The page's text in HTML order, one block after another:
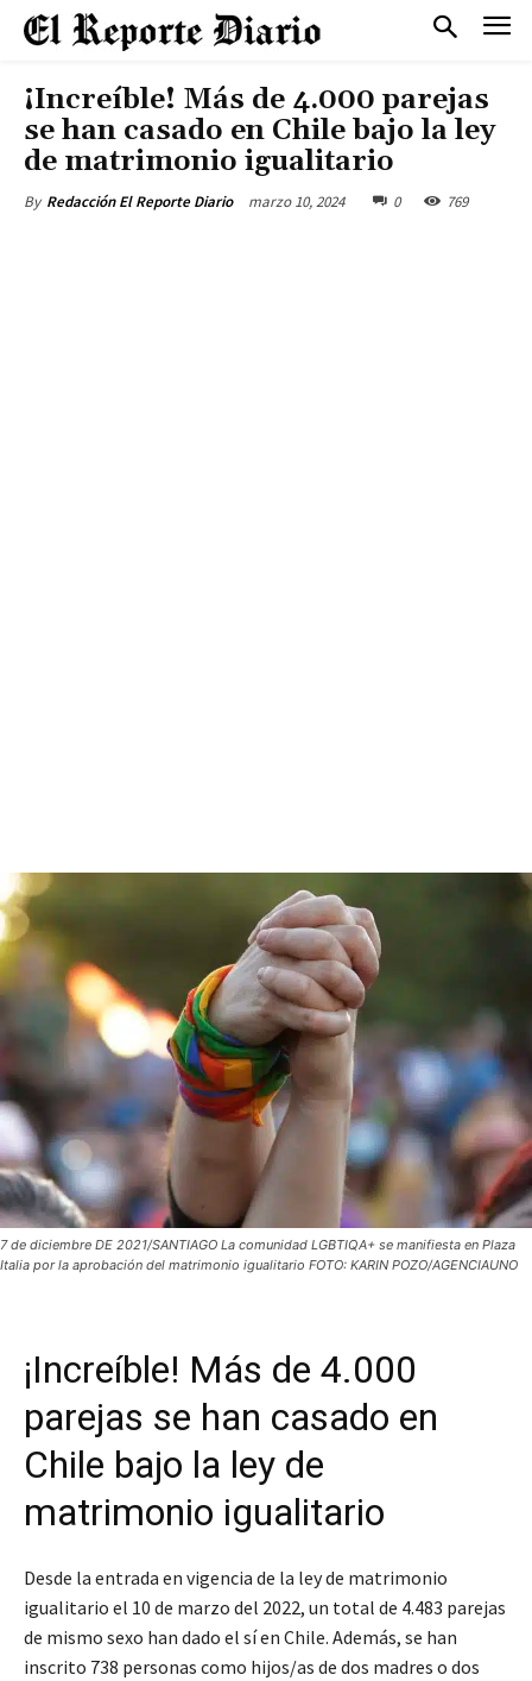
¡Increíble! Más de 4.000 parejas
se han casado en Chile bajo la ley
de matrimonio igualitario
By Redacción El Reporte Diario marzo 10, 2024 0 769
7 de diciembre DE 2021/SANTIAGO La comunidad LGBTIQA+ se manifiesta en Plaza
Italia por la aprobación del matrimonio igualitario FOTO: KARIN POZO/AGENCIAUNO
¡Increíble! Más de 4.000
parejas se han casado en
Chile bajo la ley de
matrimonio igualitario
Desde la entrada en vigencia de la ley de matrimonio
igualitario el 10 de marzo del 2022, un total de 4.483 parejas
de mismo sexo han dado el sí en Chile. Además, se han
inscrito 738 personas como hijos/as de dos madres o dos